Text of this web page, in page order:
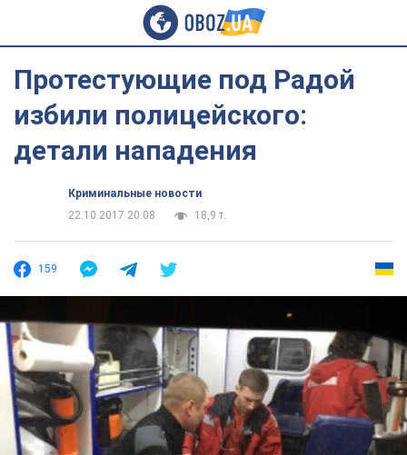
Протестующие под Радой
избили полицейского:
детали нападения
Криминальные новости
22.10.2017 20:08
18,9 т.
159